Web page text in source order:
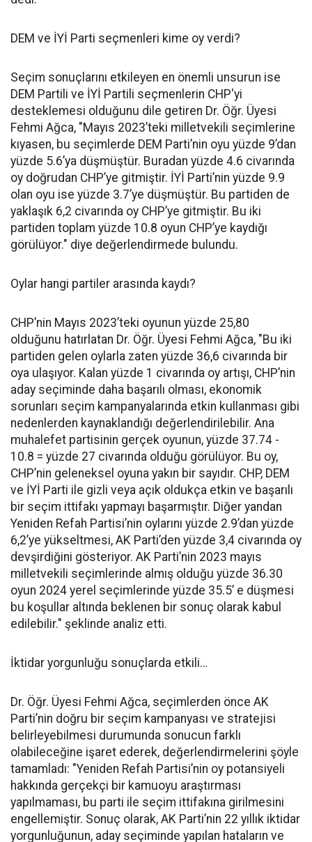
DEM ve İYİ Parti seçmenleri kime oy verdi?
Seçim sonuçlarını etkileyen en önemli unsurun ise
DEM Partili ve İYİ Partili seçmenlerin CHP'yi
desteklemesi olduğunu dile getiren Dr. Öğr. Üyesi
Fehmi Ağca, "Mayıs 2023’teki milletvekili seçimlerine
kıyasen, bu seçimlerde DEM Parti’nin oyu yüzde 9’dan
yüzde 5.6’ya düşmüştür. Buradan yüzde 4.6 civarında
oy doğrudan CHP’ye gitmiştir. İYİ Parti’nin yüzde 9.9
olan oyu ise yüzde 3.7’ye düşmüştür. Bu partiden de
yaklaşık 6,2 civarında oy CHP’ye gitmiştir. Bu iki
partiden toplam yüzde 10.8 oyun CHP’ye kaydığı
görülüyor." diye değerlendirmede bulundu.
Oylar hangi partiler arasında kaydı?
CHP’nin Mayıs 2023’teki oyunun yüzde 25,80
olduğunu hatırlatan Dr. Öğr. Üyesi Fehmi Ağca, "Bu iki
partiden gelen oylarla zaten yüzde 36,6 civarında bir
oya ulaşıyor. Kalan yüzde 1 civarında oy artışı, CHP’nin
aday seçiminde daha başarılı olması, ekonomik
sorunları seçim kampanyalarında etkin kullanması gibi
nedenlerden kaynaklandığı değerlendirilebilir. Ana
muhalefet partisinin gerçek oyunun, yüzde 37.74 -
10.8 = yüzde 27 civarında olduğu görülüyor. Bu oy,
CHP’nin geleneksel oyuna yakın bir sayıdır. CHP, DEM
ve İYİ Parti ile gizli veya açık oldukça etkin ve başarılı
bir seçim ittifakı yapmayı başarmıştır. Diğer yandan
Yeniden Refah Partisi’nin oylarını yüzde 2.9’dan yüzde
6,2’ye yükseltmesi, AK Parti’den yüzde 3,4 civarında oy
devşirdiğini gösteriyor. AK Parti’nin 2023 mayıs
milletvekili seçimlerinde almış olduğu yüzde 36.30
oyun 2024 yerel seçimlerinde yüzde 35.5’ e düşmesi
bu koşullar altında beklenen bir sonuç olarak kabul
edilebilir." şeklinde analiz etti.
İktidar yorgunluğu sonuçlarda etkili…
Dr. Öğr. Üyesi Fehmi Ağca, seçimlerden önce AK
Parti’nin doğru bir seçim kampanyası ve stratejisi
belirleyebilmesi durumunda sonucun farklı
olabileceğine işaret ederek, değerlendirmelerini şöyle
tamamladı: "Yeniden Refah Partisi’nin oy potansiyeli
hakkında gerçekçi bir kamuoyu araştırması
yapılmaması, bu parti ile seçim ittifakına girilmesini
engellemiştir. Sonuç olarak, AK Parti’nin 22 yıllık iktidar
yorgunluğunun, aday seçiminde yapılan hataların ve